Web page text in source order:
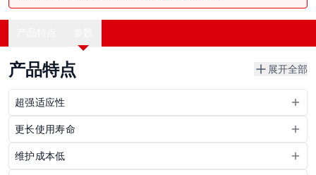
产品特点 展开全部
超强适应性
更长使用寿命
维护成本低